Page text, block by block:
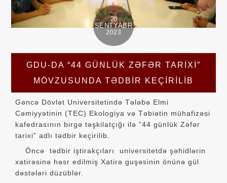
28
SENTYABR
2023
GDU-DA “44 GÜNLÜK ZƏFƏR TARIXI”
MÖVZUSUNDA TƏDBIR KEÇIRILIB
Gəncə Dövlət Universitetində Tələbə Elmi
Cəmiyyətinin (TEC) Ekologiya və Təbiətin mühafizəsi
kafedrasının birgə təşkilatçığı ilə “44 günlük Zəfər
tarixi” adlı tədbir keçirilib.
Öncə tədbir iştirakçıları universitetdə şəhidlərin
xatirəsinə həsr edilmiş Xatirə guşəsinin önünə gül
dəstələri düzüblər.